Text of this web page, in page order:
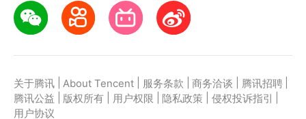
关于腾讯 About Tencent 服务条款 商务洽谈 腾讯招聘
腾讯公益
版权所有 用户权限 隐私政策 侵权投诉指引
用户协议